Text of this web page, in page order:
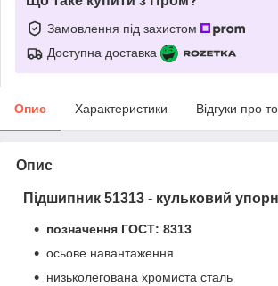
Замовлення під захистом
Доступна доставка
Опис Характеристики Відгуки про
Опис
Підшипник 51313 - кульковий
позначення ГОСТ: 8313
осьове навантаження
низьколегована хромиста сталь